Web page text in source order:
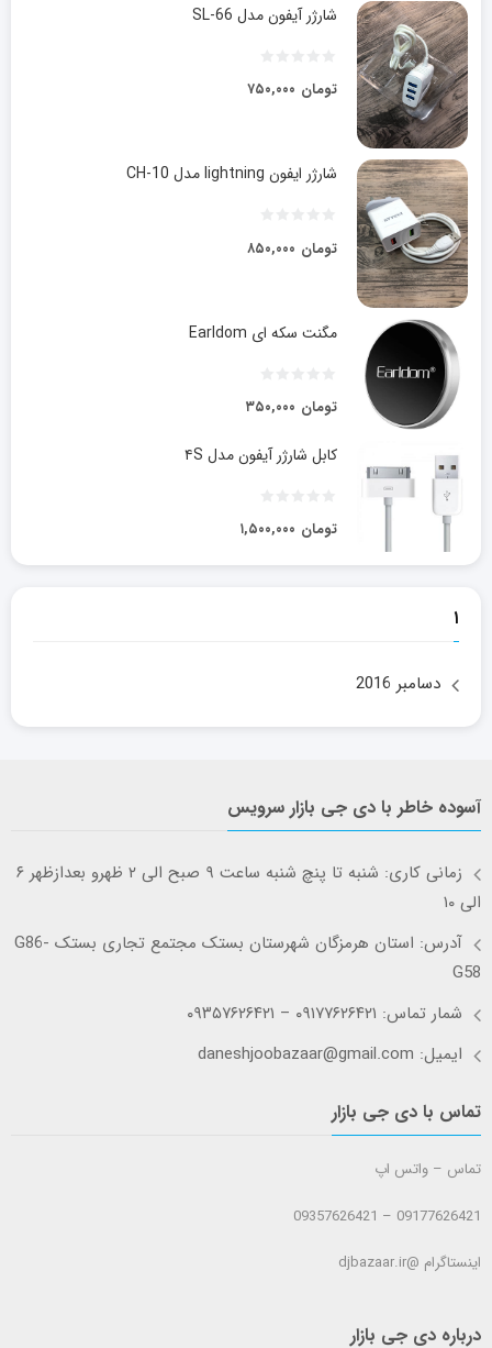
شارژر آیفون مدل SL-66
۷۵۰,۰۰۰ تومان
شارژر ایفون lightning مدل CH-10
۸۵۰,۰۰۰ تومان
مگنت سکه ای Earldom
۳۵۰,۰۰۰ تومان
کابل شارژر آیفون مدل ۴S
۱,۵۰۰,۰۰۰ تومان
۱
دسامبر 2016
آسوده خاطر با دی جی بازار سرویس
زمانی کاری: شنبه تا پنچ شنبه ساعت ۹ صبح الی ۲ ظهرو بعدازظهر ۶
الی ۱۰
آدرس: استان هرمزگان شهرستان بستک مجتمع تجاری بستک G86-
G58
شمار تماس: ۰۹۱۷۷۶۲۶۴۲۱ – ۰۹۳۵۷۶۲۶۴۲۱
ایمیل: daneshjoobazaar@gmail.com
تماس با دی جی بازار
تماس – واتس اپ
09177626421 – 09357626421
اینستاگرام @djbazaar.ir
درباره دی جی بازار